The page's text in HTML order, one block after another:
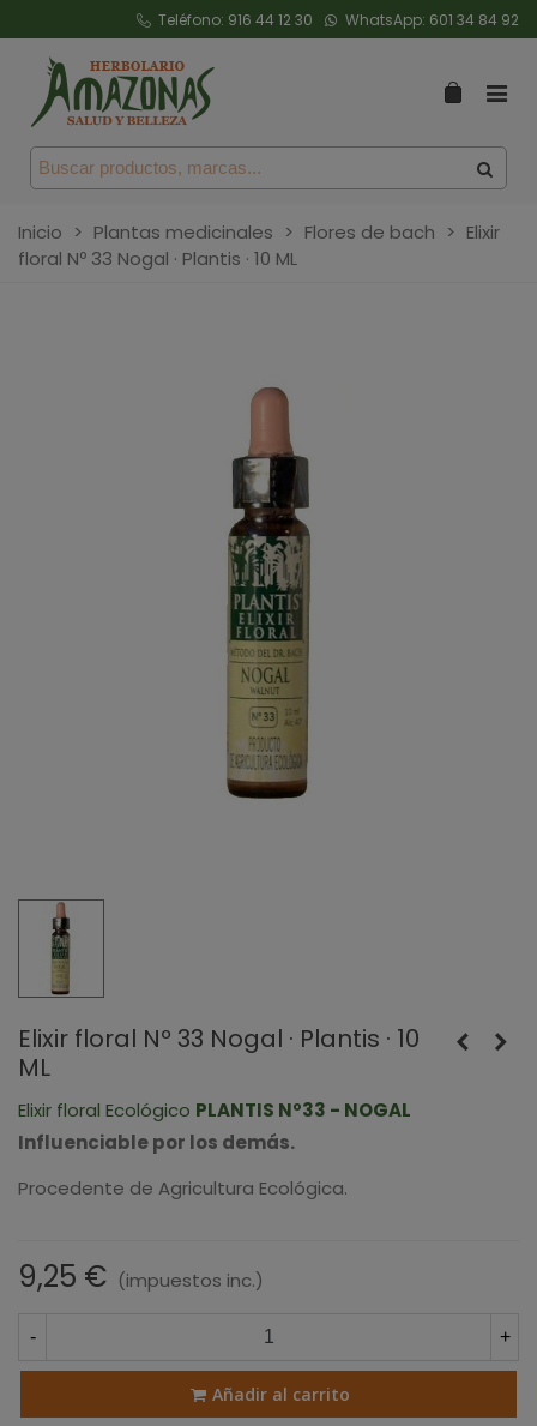
Teléfono: 916 44 12 30 WhatsApp: 601 34 84 92
Inicio > Plantas medicinales > Flores de bach > Elixir
floral Nº 33 Nogal · Plantis · 10 ML
Elixir floral Nº 33 Nogal · Plantis · 10
ML
Elixir floral Ecológico PLANTIS Nº33 - NOGAL
Influenciable por los demás.
Procedente de Agricultura Ecológica.
9,25 € (impuestos inc.)
- +
Añadir al carrito